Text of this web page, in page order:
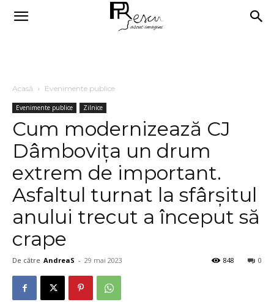
Acasă Evenimente publice
Evenimente publice Zilnice
Cum modernizează CJ
Dâmbovița un drum
extrem de important.
Asfaltul turnat la sfârşitul
anului trecut a început să
crape
De către AndreaS - 29 mai 2023 0
848